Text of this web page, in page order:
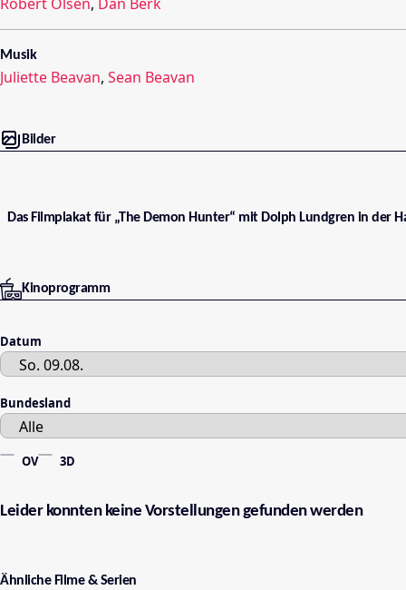
Musik
Juliette Beavan, Sean Beavan
Bilder
Das Filmplakat für „The Demon Hunter“ mit Dolph Lundgren in der
Kinoprogramm
Datum
Bundesland
OV 3D
Leider konnten keine Vorstellungen gefunden werden
Ähnliche Filme & Serien